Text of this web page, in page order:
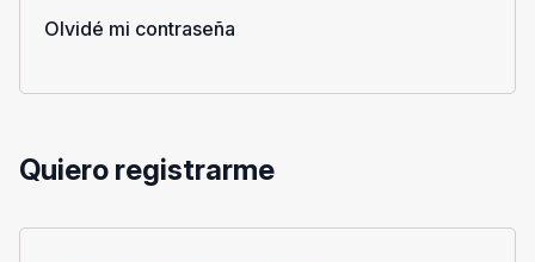
Olvidé mi contraseña
Quiero registrarme